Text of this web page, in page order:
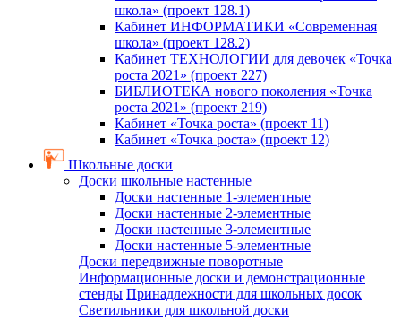
школа» (проект 128.1)
Кабинет ИНФОРМАТИКИ «Современная
школа» (проект 128.2)
Кабинет ТЕХНОЛОГИИ для девочек «Точка
роста 2021» (проект 227)
БИБЛИОТЕКА нового поколения «Точка
роста 2021» (проект 219)
Кабинет «Точка роста» (проект 11)
Кабинет «Точка роста» (проект 12)
Школьные доски
Доски школьные настенные
Доски настенные 1-элементные
Доски настенные 2-элементные
Доски настенные 3-элементные
Доски настенные 5-элементные
Доски передвижные поворотные
Информационные доски и демонстрационные
стенды Принадлежности для школьных досок
Светильники для школьной доски